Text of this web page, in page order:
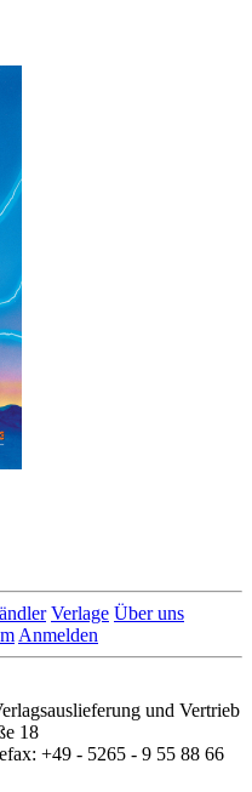
Verlage Über uns
Anmelden
und Vertrieb
18
+49 - 5265 - 9 55 88 66